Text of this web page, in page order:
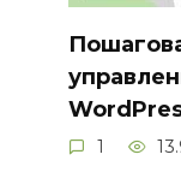
1